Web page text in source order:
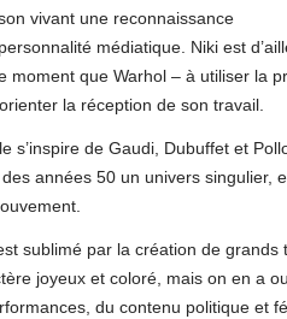
vivant une reconnaissance
médiatique. Niki est
moment que Warhol – à utiliser la
la réception de son travail.
s’inspire de Gaudi, Dubuffet et
années 50 un univers singulier,
sublimé par la création de
joyeux et coloré, mais on en a
du contenu politique et